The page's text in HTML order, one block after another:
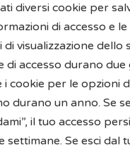
diversi cookie per
di accesso e le
di visualizzazione dello
di accesso durano due
i cookie per le opzioni
durano un anno. Se
il tuo accesso
settimane. Se esci dal